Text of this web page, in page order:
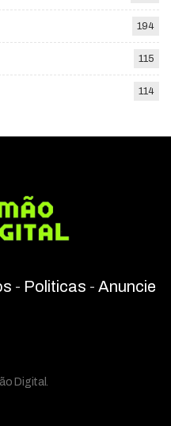
194
115
114
- Politicas - Anuncie
Digital.